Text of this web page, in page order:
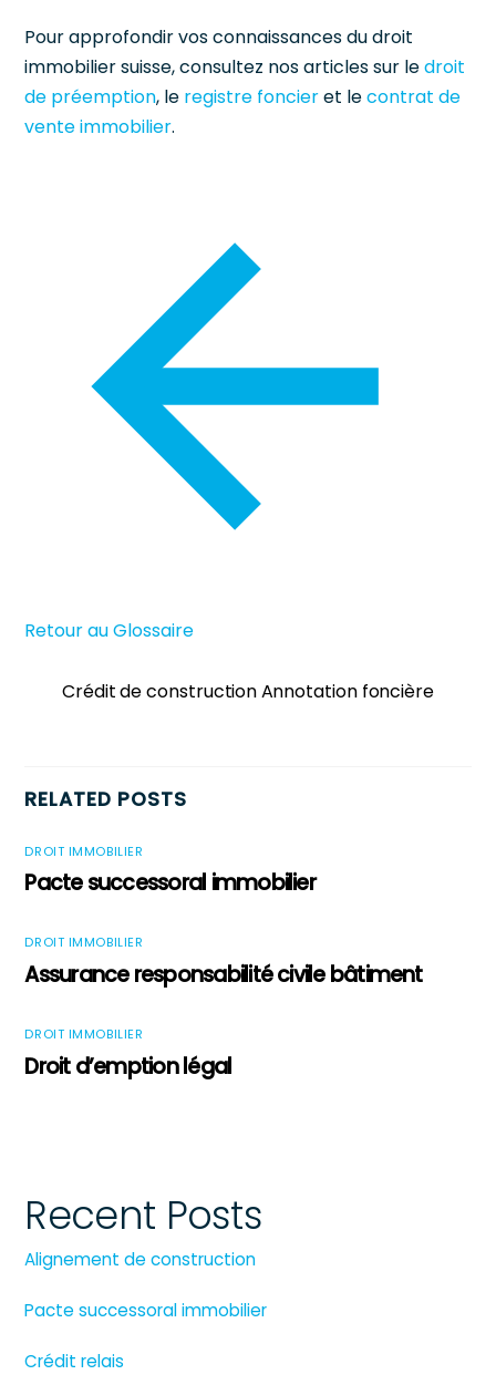
Pour approfondir vos connaissances du droit
immobilier suisse, consultez nos articles sur ledroit
de préemption, le registre foncieret lecontrat de
vente immobilier.
Retour au Glossaire
Crédit de constructionAnnotation foncière
RELATED POSTS
DROIT IMMOBILIER
Pacte successoral immobilier
DROIT IMMOBILIER
Assurance responsabilité civile bâtiment
DROIT IMMOBILIER
Droit d’emption légal
Recent Posts
Alignement de construction
Pacte successoral immobilier
Crédit relais